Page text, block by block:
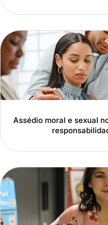
Assédio moral e sexual